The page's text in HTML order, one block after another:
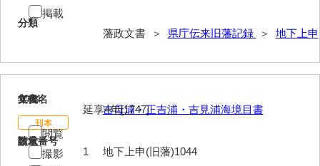
分類
藩政文書 ＞ 県庁伝来旧藩記録 ＞ 地下上申
掲載
1044
文書名
吉母浦・正吉浦・吉見浦海境目書
請求番号
地下上申(旧藩)1044
年代
延享4年[1747]
数量
1
閲覧
撮影